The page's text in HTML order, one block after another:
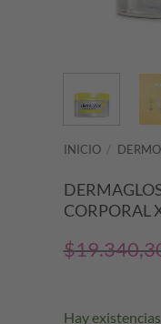
INICIO /
CORPORAL
$
Hay existencias